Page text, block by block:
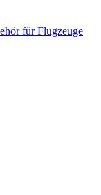
für Flugzeuge